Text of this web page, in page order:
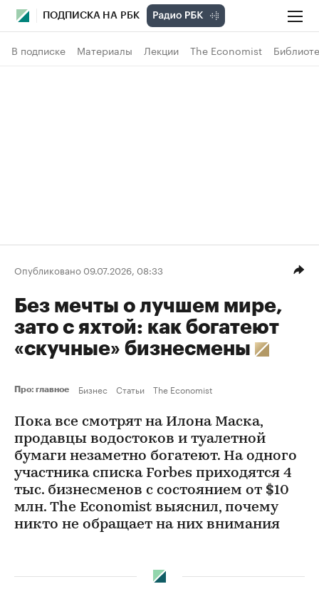
ПОДПИСКА НА РБК
В подписке Материалы Лекции The Economist
Опубликовано 09.07.2026, 08:33
Без мечты о лучшем мире,
зато с яхтой: как богатеют
«скучные» бизнесмены
Про: главное Бизнес Статьи The Economist
Пока все смотрят на Илона Маска,
продавцы водостоков и туалетной
бумаги незаметно богатеют. На одного
участника списка Forbes приходятся 4
тыс. бизнесменов с состоянием от $10
млн. The Economist выяснил, почему
никто не обращает на них внимания